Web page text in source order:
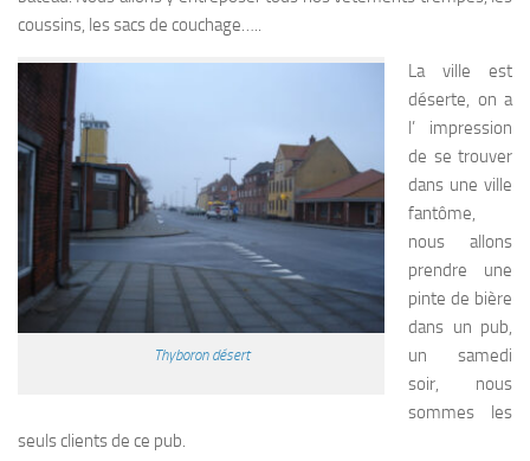
coussins, les sacs de couchage…..
Thyboron désert
La ville est
déserte, on a
l’ impression
de se trouver
dans une ville
fantôme,
nous allons
prendre une
pinte de bière
dans un pub,
un samedi
soir, nous
sommes les
seuls clients de ce pub.